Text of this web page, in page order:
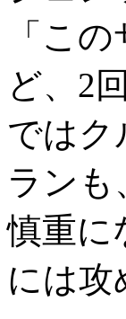
「こ
ど、2
ではク
ラン
慎重に
には攻